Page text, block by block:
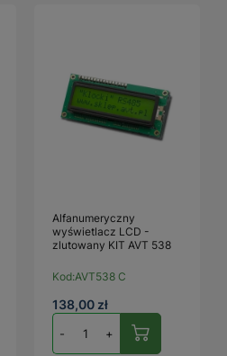
Alfanumeryczny
wyświetlacz LCD -
zlutowany KIT AVT 538
Kod:AVT538 C
138,00 zł
- +